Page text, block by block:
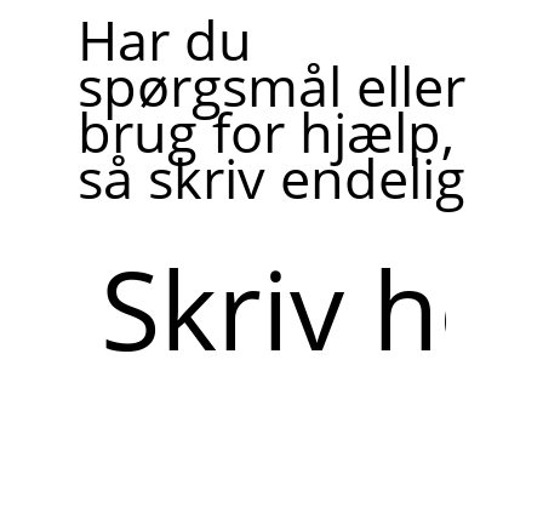
Har du
spørgsmål eller
brug for hjælp,
så skriv endelig
her